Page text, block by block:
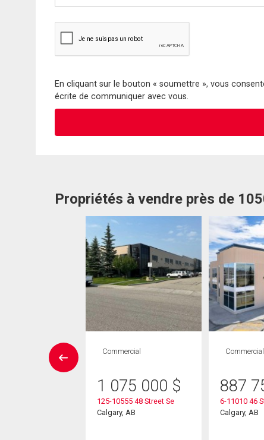
En cliquant sur le bouton « soumettre », vous
écrite de communiquer avec vous.
Propriétés à vendre près de
Commercial
1 075 000 $
125-10555 48 Street Se
Calgary, AB
Commercial
887
6-11010 46
Calgary, AB